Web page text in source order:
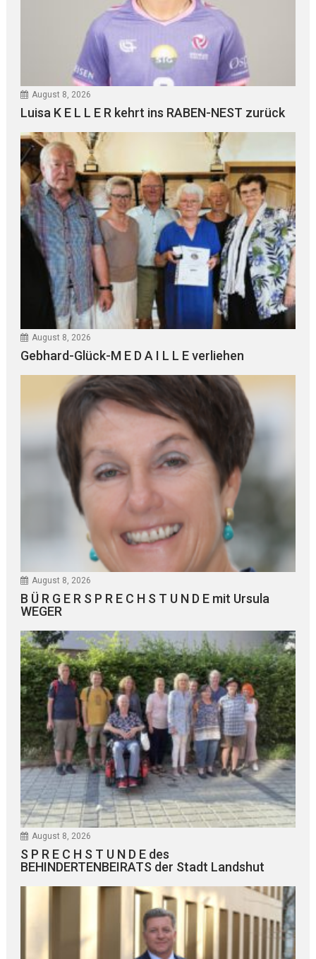
August 8, 2026
Luisa K E L L E R kehrt ins RABEN-NEST zurück
August 8, 2026
Gebhard-Glück-M E D A I L L E verliehen
August 8, 2026
B Ü R G E R S P R E C H S T U N D E mit Ursula
WEGER
August 8, 2026
S P R E C H S T U N D E des
BEHINDERTENBEIRATS der Stadt Landshut